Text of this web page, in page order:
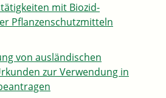
mit Biozid-
Pflanzenschutzmitteln
von ausländischen
zur Verwendung in